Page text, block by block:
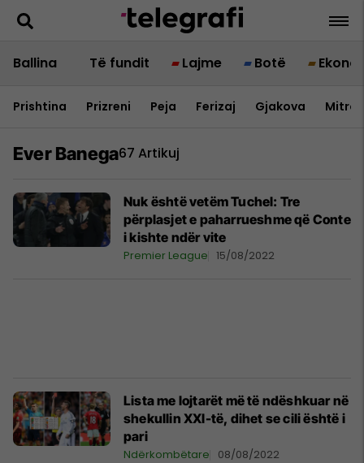
Ballina Të fundit Lajme Botë
Prishtina Prizreni Peja Ferizaj Gjakova
Ever Banega67 Artikuj
Nuk është vetëm Tuchel: Tre
përplasjet e paharrueshme që Conte
i kishte ndër vite
Premier League 15/08/2022
Lista me lojtarët më të ndëshkuar në
shekullin XXI-të, dihet se cili është i
pari
Ndërkombëtare 08/08/2022